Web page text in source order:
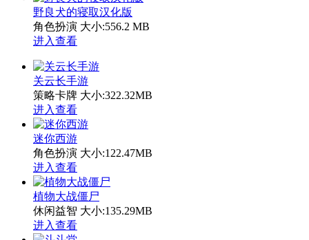
野良犬的寝取汉化版
角色扮演 大小:556.2 MB
进入查看
关云长手游
策略卡牌 大小:322.32MB
进入查看
迷你西游
角色扮演 大小:122.47MB
进入查看
植物大战僵尸
休闲益智 大小:135.29MB
进入查看